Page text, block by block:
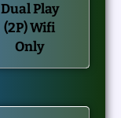
Dual Play
(2P) Wifi
Only